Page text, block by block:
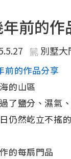
前的作
別墅大
前的作品分享
的山區
了鹽分、濕氣
仍然屹立不搖
的每扇門品